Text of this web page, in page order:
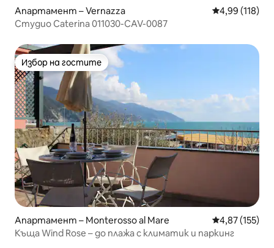
Апартамент – Vernazza Средна
4,99 (118)
Студио Caterina 011030-CAV-0087
Избор на гостите
Избор на гостите
Апартамент – Monterosso al Mare Средна
4,87 (155)
Къща Wind Rose – до плажа с климатик и паркинг